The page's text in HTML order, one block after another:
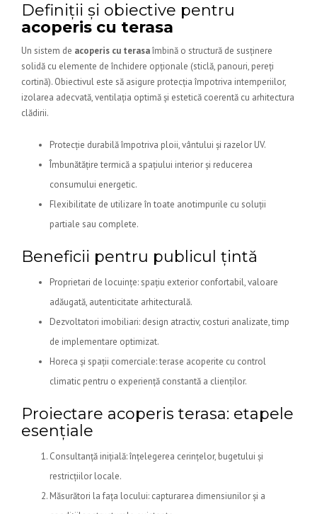
Definiții și obiective pentru
acoperis cu terasa
Un sistem de acoperis cu terasaîmbină o structură de susținere
solidă cu elemente de închidere opționale (sticlă, panouri, pereți
cortină). Obiectivul este să asigure protecția împotriva intemperiilor,
izolarea adecvată, ventilația optimă și estetică coerentă cu arhitectura
clădirii.
Protecție durabilă împotriva ploii, vântului și razelor UV.
Îmbunătățire termică a spațiului interior și reducerea
consumului energetic.
Flexibilitate de utilizare în toate anotimpurile cu soluții
partiale sau complete.
Beneficii pentru publicul țintă
Proprietari de locuințe: spațiu exterior confortabil, valoare
adăugată, autenticitate arhitecturală.
Dezvoltatori imobiliari: design atractiv, costuri analizate, timp
de implementare optimizat.
Horeca și spații comerciale: terase acoperite cu control
climatic pentru o experiență constantă a clienților.
Proiectare acoperis terasa: etapele
esențiale
Consultanță inițială: înțelegerea cerințelor, bugetului și
restricțiilor locale.
Măsurători la fața locului: capturarea dimensiunilor și a